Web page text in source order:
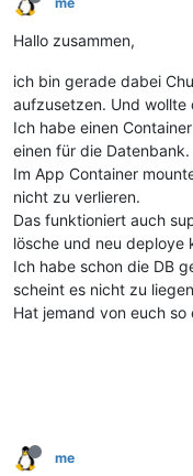
Hallo zusammen,
ich bin gerade dabei
aufzusetzen. Und wollte
Ich habe einen
einen für die Datenbank.
Im App Container
nicht zu verlieren.
Das funktioniert auch
lösche und neu deploye
Ich habe schon die DB
scheint es nicht zu
Hat jemand von euch
me